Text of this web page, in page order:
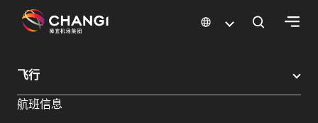
有
樟宜机场 樟宜机场餐饮与购物 樟宜机场购物指南 购物详情
飞行
航班信息